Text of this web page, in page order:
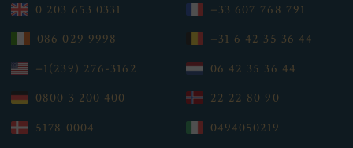
0 203 653 0331
086 029 9998
+1(239) 276-3162
0800 3 200 400
+33 607 768 791
+31 6 42 35 36 44
06 42 35 36 44
22 22 80 90
5178 0004
0494050219